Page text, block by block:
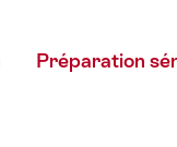
Préparation